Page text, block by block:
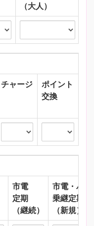
（大人）
チャージ
ポイント
交換
市電
定期
（継続）
市電・バス
乗継定期
（新規）